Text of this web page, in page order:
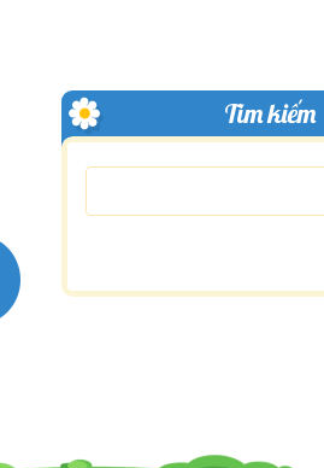
Tìm kiếm